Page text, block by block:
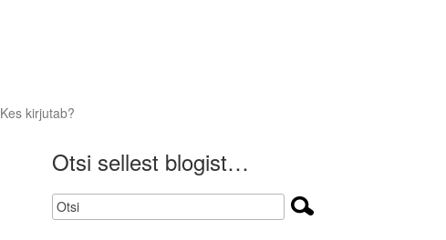
Kes kirjutab?
Otsi sellest blogist…